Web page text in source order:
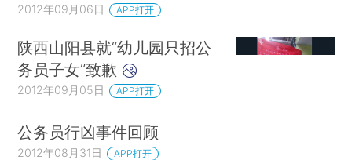
2012年09月06日 APP打开
陕西山阳县就“幼儿园只招公
务员子女”致歉
2012年09月05日 APP打开
公务员行凶事件回顾
2012年08月31日 APP打开